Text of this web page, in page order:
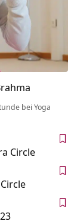
bei Yoga
Circle